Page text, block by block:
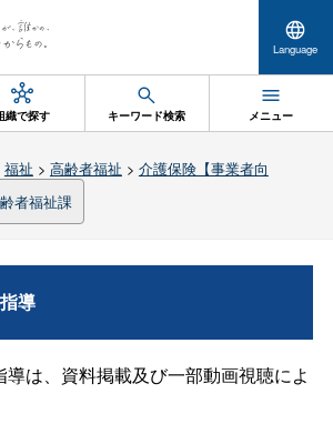
Language
織で探す キーワード検索 メニュー
福祉 > 高齢者福祉 > 介護保険【事業者向
者福祉課
導
は、資料掲載及び一部動画視聴によ